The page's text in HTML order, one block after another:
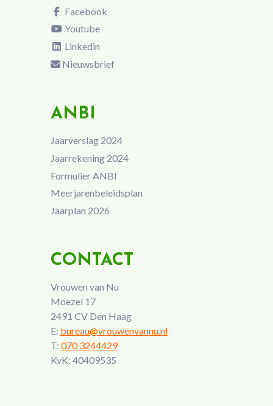
Facebook
Youtube
Linkedin
Nieuwsbrief
ANBI
Jaarverslag 2024
Jaarrekening 2024
Formulier ANBI
Meerjarenbeleidsplan
Jaarplan 2026
CONTACT
Vrouwen van Nu
Moezel 17
2491 CV Den Haag
E: bureau@vrouwenvannu.nl
T: 070 3244429
KvK: 40409535